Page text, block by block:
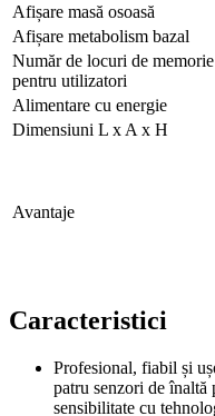
Afișare masă osoasă
Afișare metabolism bazal
Număr de locuri de memorie
pentru utilizatori
Alimentare cu energie
Dimensiuni L x A x H
Avantaje
Caracteristici
Profesional, fiabil și
patru senzori de înaltă
sensibilitate cu